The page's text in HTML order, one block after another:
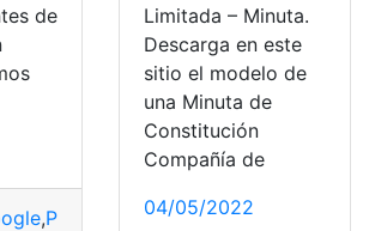
de
,Problemas sociales,solucionar
Limitada – Minuta.
Descarga en este
sitio el modelo de
una Minuta de
Constitución
Compañía de
04/05/2022